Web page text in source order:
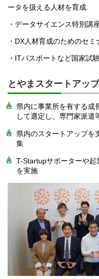
ータを扱える人材を育成
・データサイエンス特別講
・DX人材育成のためのセミ
・ITパスポートなど国家試
とやまスタートアッ
県内に事業所を有する成
して選定し、専門家派遣
県内のスタートアップを
集
T-Startupサポーターや
を実施